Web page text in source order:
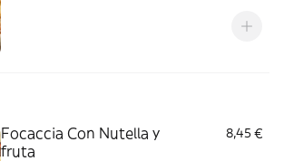
Focaccia Con Nutella y
fruta
8,45 €